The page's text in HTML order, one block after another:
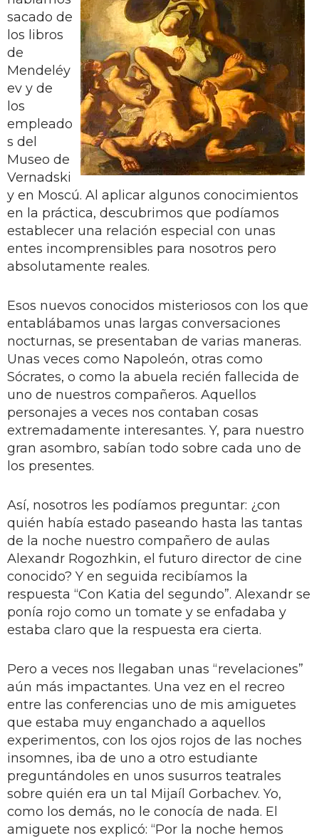
sacado de
los libros
de
Mendeléy
ev y de
los
empleado
s del
Museo de
Vernadski
y en Moscú. Al aplicar algunos conocimientos
en la práctica, descubrimos que podíamos
establecer una relación especial con unas
entes incomprensibles para nosotros pero
absolutamente reales.
Esos nuevos conocidos misteriosos con los que
entablábamos unas largas conversaciones
nocturnas, se presentaban de varias maneras.
Unas veces como Napoleón, otras como
Sócrates, o como la abuela recién fallecida de
uno de nuestros compañeros. Aquellos
personajes a veces nos contaban cosas
extremadamente interesantes. Y, para nuestro
gran asombro, sabían todo sobre cada uno de
los presentes.
Así, nosotros les podíamos preguntar: ¿con
quién había estado paseando hasta las tantas
de la noche nuestro compañero de aulas
Alexandr Rogozhkin, el futuro director de cine
conocido? Y en seguida recibíamos la
respuesta “Con Katia del segundo”. Alexandr se
ponía rojo como un tomate y se enfadaba y
estaba claro que la respuesta era cierta.
Pero a veces nos llegaban unas “revelaciones”
aún más impactantes. Una vez en el recreo
entre las conferencias uno de mis amiguetes
que estaba muy enganchado a aquellos
experimentos, con los ojos rojos de las noches
insomnes, iba de uno a otro estudiante
preguntándoles en unos susurros teatrales
sobre quién era un tal Mijaíl Gorbachev. Yo,
como los demás, no le conocía de nada. El
amiguete nos explicó: “Por la noche hemos